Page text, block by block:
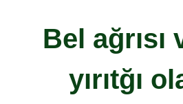
Bel ağrısı
yırıtğı